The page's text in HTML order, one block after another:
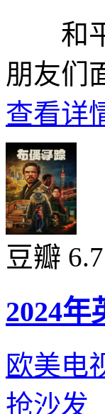
和平
朋友们
查看详
豆瓣
2024年
欧美电
抢沙发